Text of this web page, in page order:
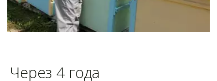
Через 4 года